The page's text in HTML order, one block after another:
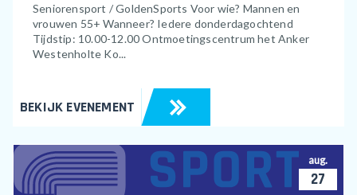
Seniorensport / GoldenSports Voor wie? Mannen en
vrouwen 55+ Wanneer? Iedere donderdagochtend
Tijdstip: 10.00-12.00 Ontmoetingscentrum het Anker
Westenholte Ko...
BEKIJK EVENEMENT
aug.
27